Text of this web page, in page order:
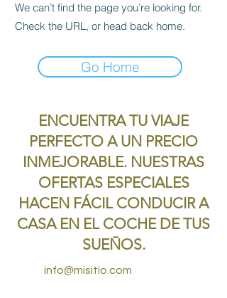
We can’t find the page you’re looking for.
Check the URL, or head back home.
Go Home
ENCUENTRA TU VIAJE
PERFECTO A UN PRECIO
INMEJORABLE. NUESTRAS
OFERTAS ESPECIALES
HACEN FÁCIL CONDUCIR A
CASA EN EL COCHE DE TUS
SUEÑOS.
info@misitio.com